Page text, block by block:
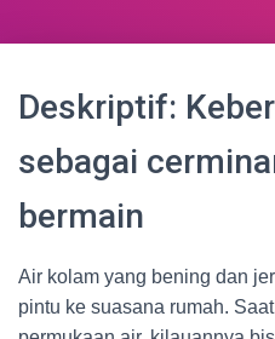
Deskriptif:
sebagai
bermain
Air kolam yang bening dan
pintu ke suasana rumah.